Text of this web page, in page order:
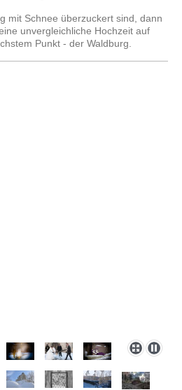
mit Schnee überzuckert sind, dann
unvergleichliche Hochzeit auf
Punkt - der Waldburg.